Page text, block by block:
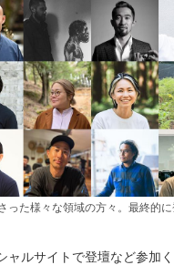
った様々な領域の方々。最終的
ャルサイトで登壇など参加